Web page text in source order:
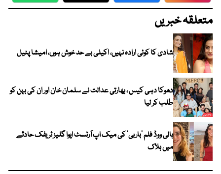
متعلقہ خبریں
شادی کا کوئی ارادہ نہیں، اکیلی بے حد خوش ہوں، امیشا پٹیل
دھوکا دہی کیس ، بھارتی عدالت نے سلمان خان اور ان کی بہن کو
طلب کر لیا
ہالی ووڈ فلم ’باربی‘ کی میک اپ آرٹسٹ ایوا گلیز ٹریفک حادثے
میں ہلاک